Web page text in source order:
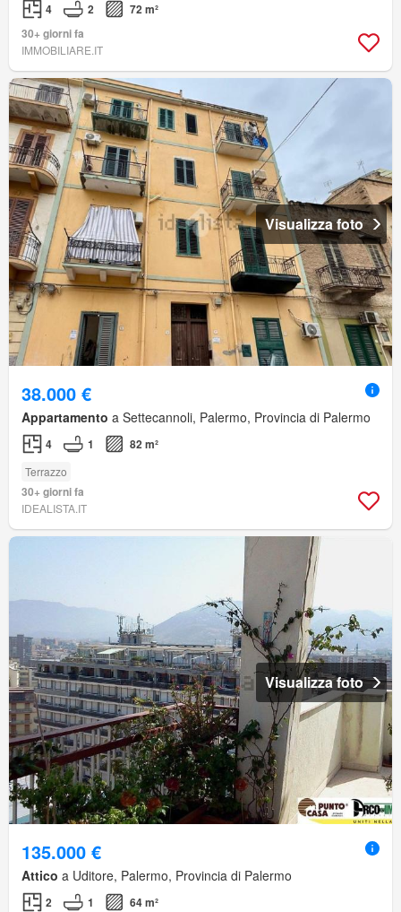
4 2
72 m²
30+ giorni fa
IMMOBILIARE.IT
Visualizza foto
38.000 €
Appartamento a Settecannoli, Palermo, Provincia di Palermo
4 1 82 m²
Terrazzo
30+ giorni fa
IDEALISTA.IT
Visualizza foto
135.000 €
Attico a Uditore, Palermo, Provincia di Palermo
2 1 64 m²